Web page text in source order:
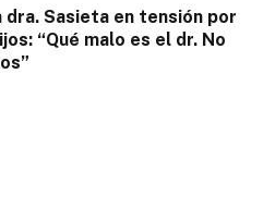
dra. Sasieta en tensión por
“Qué malo es el dr. No